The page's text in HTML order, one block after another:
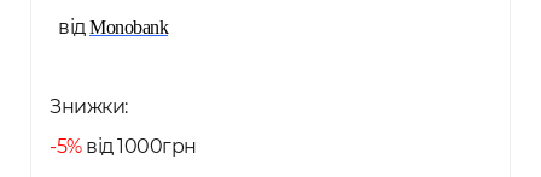
відMonobank
Знижки:
-5%від 1000грн